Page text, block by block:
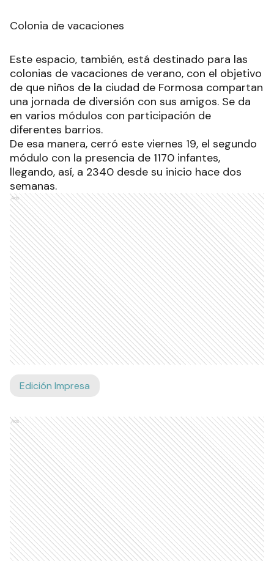
Colonia de vacaciones
Este espacio, también, está destinado para las
colonias de vacaciones de verano, con el objetivo
de que niños de la ciudad de Formosa compartan
una jornada de diversión con sus amigos. Se da
en varios módulos con participación de
diferentes barrios.
De esa manera, cerró este viernes 19, el segundo
módulo con la presencia de 1170 infantes,
llegando, así, a 2340 desde su inicio hace dos
semanas.
Ads
Edición Impresa
Ads